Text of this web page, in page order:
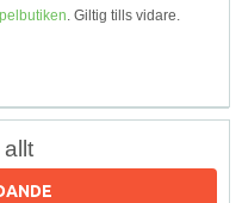
. Giltig tills vidare.